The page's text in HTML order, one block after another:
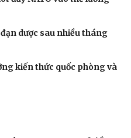
trách tìm kiếm, quy